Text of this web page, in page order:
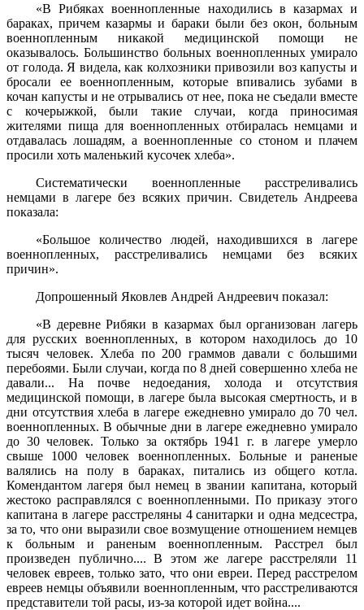
«В Рибяках военнопленные находились в казармах и
бараках, причем казармы и бараки были без окон, больным
военнопленным никакой медицинской помощи не
оказывалось. Большинство боль­ных военнопленных умирало
от голода. Я видела, как колхозники привозили воз капусты и
бросали ее военнопленным, которые впи­вались зубами в
кочан капусты и не отрывались от нее, пока не съедали вместе
с кочерыжкой, были такие случаи, когда приносимая
жителями пища для военнопленных отбиралась немцами и
отдава­лась лошадям, а военнопленные со стоном и плачем
просили хоть маленький кусочек хлеба».
Систематически военнопленные расстреливались
немцами в ла­гере без всяких причин. Свидетель Андреева
показала:
«Большое количество людей, находившихся в лагере
военно­пленных, расстреливались немцами без всяких
причин».
Допрошенный Яковлев Андрей Андреевич показал:
«В деревне Рибяки в казармах был организован лагерь
для рус­ских военнопленных, в котором находилось до 10
тысяч человек. Хлеба по 200 граммов давали с большими
перебоями. Были случаи, когда по 8 дней совершенно хлеба не
давали... На почве недоедания, холода и отсутствия
медицинской помощи, в лагере была высокая смертность, и в
дни отсутствия хлеба в лагере ежедневно умирало до 70 чел.
военнопленных. В обычные дни в лагере ежедневно умирало
до 30 человек. Только за октябрь 1941 г. в лагере умерло
свыше 1000 человек военнопленных. Больные и раненые
валялись на полу в бараках, питались из общего котла.
Комендантом лагеря был немец в звании капитана, который
жестоко расправлялся с военноплен­ными. По приказу этого
капитана в лагере расстреляны 4 санитарки и одна медсестра,
за то, что они выразили свое возмущение отноше­нием немцев
к больным и раненым военнопленным. Расстрел был
произведен публично.... В этом же лагере расстреляли 11
человек евреев, только зато, что они евреи. Перед расстрелом
евреев немцы объявили военнопленным, что расстреливаются
представители той расы, из-за которой идет война....